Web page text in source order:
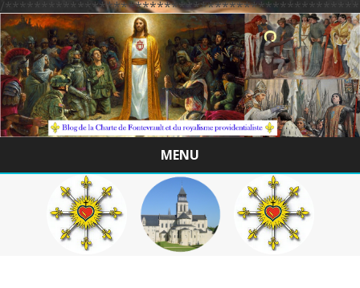
/
MENU
Skip
to
content